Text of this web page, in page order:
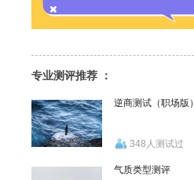
专业测评推荐 ：
逆商测试（职场版）
348人测试过
气质类型测评